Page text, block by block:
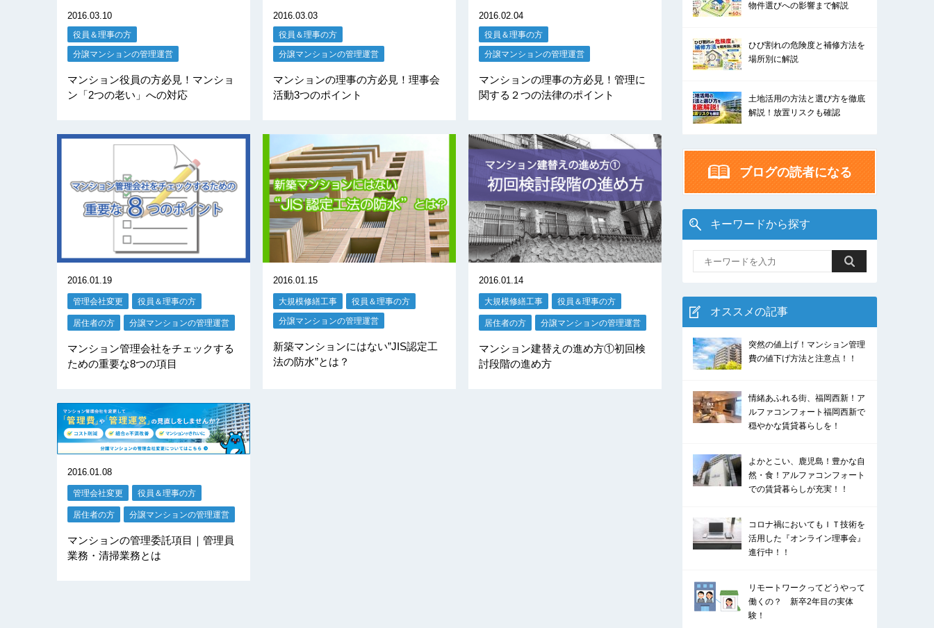
2016.03.10
役員＆理事の方
分譲マンションの管理運営
マンション役員の方必見！マンショ
ン「2つの老い」への対応
2016.03.03
役員＆理事の方
分譲マンションの管理運営
マンションの理事の方必見！理事会
活動3つのポイント
2016.02.04
役員＆理事の方
分譲マンションの管理運営
マンションの理事の方必見！管理に
関する２つの法律のポイント
2016.01.19
管理会社変更 役員＆理事の方
居住者の方 分譲マンションの管理運営
マンション管理会社をチェックする
ための重要な8つの項目
2016.01.15
大規模修繕工事 役員＆理事の方
分譲マンションの管理運営
新築マンションにはない”JIS認定工
法の防水”とは？
2016.01.14
大規模修繕工事 役員＆理事の方
居住者の方 分譲マンションの管理運営
マンション建替えの進め方①初回検
討段階の進め方
2016.01.08
管理会社変更 役員＆理事の方
居住者の方 分譲マンションの管理運営
マンションの管理委託項目｜管理員
業務・清掃業務とは
物件選びへの影響まで解説
ひび割れの危険度と補修方法を
場所別に解説
土地活用の方法と選び方を徹底
解説！放置リスクも確認
ブログの読者になる
キーワードから探す
オススメの記事
突然の値上げ！マンション管理
費の値下げ方法と注意点！！
情緒あふれる街、福岡西新！ア
ルファコンフォート福岡西新で
穏やかな賃貸暮らしを！
よかとこい、鹿児島！豊かな自
然・食！アルファコンフォート
での賃貸暮らしが充実！！
コロナ禍においてもＩＴ技術を
活用した『オンライン理事会』
進行中！！
リモートワークってどうやって
働くの？ 新卒2年目の実体
験！